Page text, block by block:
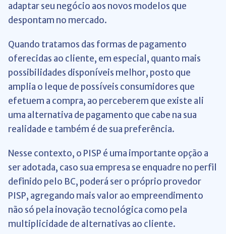
adaptar seu negócio aos novos modelos que
despontam no mercado.
Quando tratamos das formas de pagamento
oferecidas ao cliente, em especial, quanto mais
possibilidades disponíveis melhor, posto que
amplia o leque de possíveis consumidores que
efetuem a compra, ao perceberem que existe ali
uma alternativa de pagamento que cabe na sua
realidade e também é de sua preferência.
Nesse contexto, o PISP é uma importante opção a
ser adotada, caso sua empresa se enquadre no perfil
definido pelo BC, poderá ser o próprio provedor
PISP, agregando mais valor ao empreendimento
não só pela inovação tecnológica como pela
multiplicidade de alternativas ao cliente.